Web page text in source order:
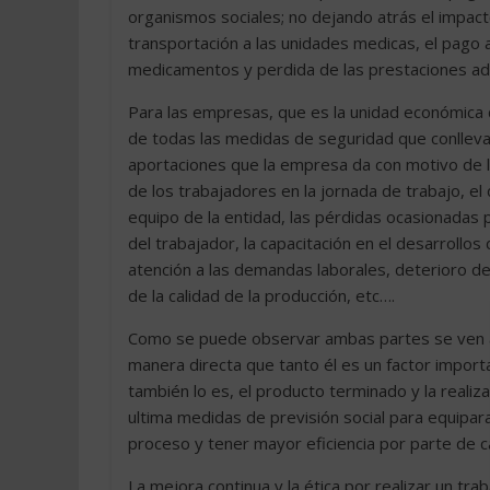
organismos sociales; no dejando atrás el
transportación a las unidades medicas, el
medicamentos y perdida de las prestaciones
Para las empresas, que es la unidad
de todas las medidas de seguridad que
aportaciones que la empresa da con motivo
de los trabajadores en la jornada de trabajo,
equipo de la entidad, las pérdidas
del trabajador, la capacitación en el
atención a las demandas laborales, deterioro
de la calidad de la producción, etc….
Como se puede observar ambas partes se ven
manera directa que tanto él es un factor
también lo es, el producto terminado y la
ultima medidas de previsión social para
proceso y tener mayor eficiencia por parte de
La mejora continua y la ética por realizar un